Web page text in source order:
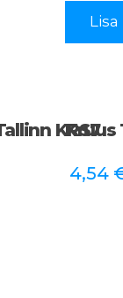
Lisa
KRS7
Kruus
4,54